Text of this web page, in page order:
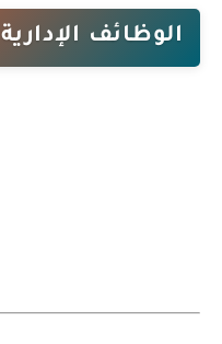
الوظائف الإدارية